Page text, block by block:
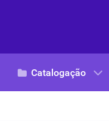
Catalogação